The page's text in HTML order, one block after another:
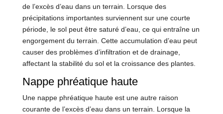
de l’excès d’eau dans un terrain. Lorsque des
précipitations importantes surviennent sur une courte
période, le sol peut être saturé d’eau, ce qui entraîne un
engorgement du terrain. Cette accumulation d’eau peut
causer des problèmes d’infiltration et de drainage,
affectant la stabilité du sol et la croissance des plantes.
Nappe phréatique haute
Une nappe phréatique haute est une autre raison
courante de l’excès d’eau dans un terrain. Lorsque la